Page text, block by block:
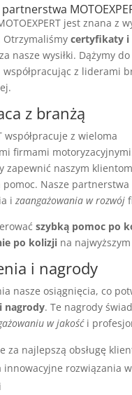
jest znana z
Otrzymaliśmy certyfikaty i
nasze wysiłki. Dążymy do
współpracując z liderami
z branżą
współpracuje z wieloma
firmami
zapewnić naszym klientom
pomoc. Nasze
i zaangażowania w rozwój
szybką pomoc po
po kolizjina
i nagrody
nasze osiągnięcia, co
nagrody. Te nagrody
w jakośći
za najlepszą obsługę
innowacyjne rozwiązania w